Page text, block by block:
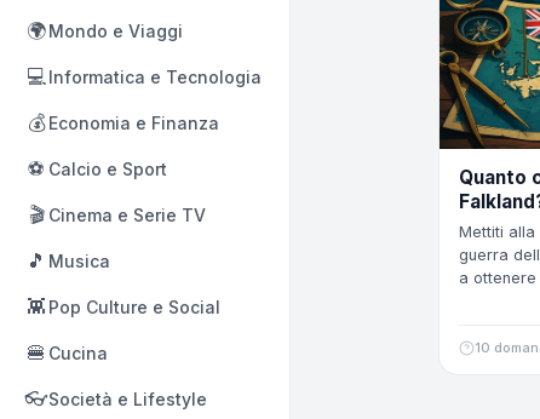
🌍Mondo e Viaggi
💻Informatica e Tecnologia
💰 Economia e Finanza
⚽ Calcio e Sport
🎬 Cinema e Serie TV
🎵 Musica
👾 Pop Culture e Social
🍔 Cucina
👓Società e Lifestyle
Quanto
Mettiti alla
guerra
a
10